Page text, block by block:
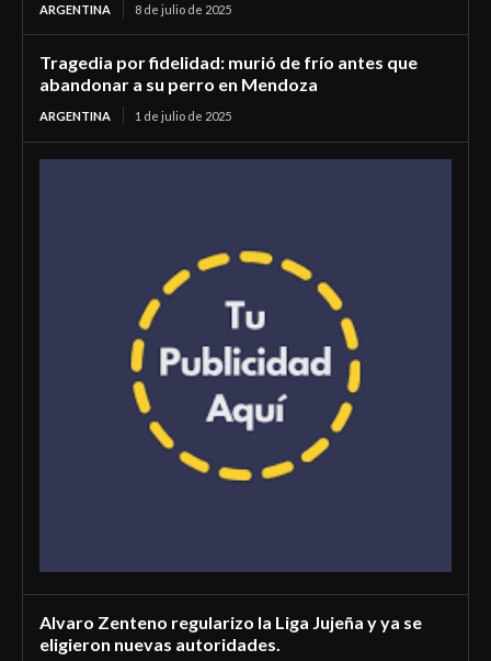
ARGENTINA 8 de julio de 2025
Tragedia por fidelidad: murió de frío antes que
abandonar a su perro en Mendoza
ARGENTINA 1 de julio de 2025
Alvaro Zenteno regularizo la Liga Jujeña y ya se
eligieron nuevas autoridades.